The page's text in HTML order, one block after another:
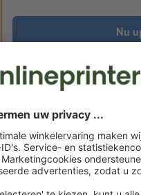
Nu
Levering circa:
Gewicht: ca.71 g